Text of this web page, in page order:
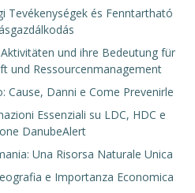
Tevékenységek és Fenntartható
und ihre Bedeutung für
und Ressourcenmanagement
Cause, Danni e Come Prevenirle
Essenziali su LDC, HDC e
DanubeAlert
Una Risorsa Naturale Unica
e Importanza Economica